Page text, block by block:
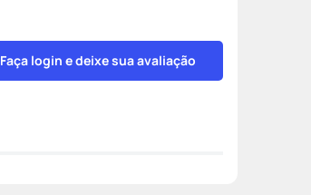
Faça login e deixe sua avaliação